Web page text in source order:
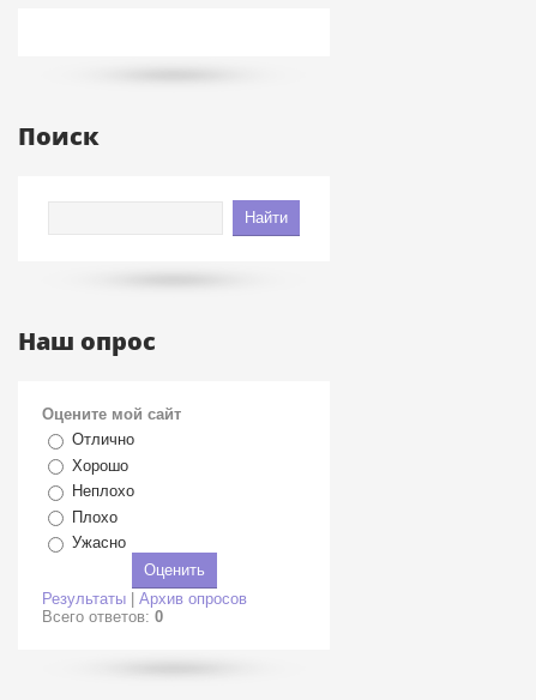
Поиск
Наш опрос
Оцените мой сайт
Отлично
Хорошо
Неплохо
Плохо
Ужасно
Результаты
Архив опросов
Всего ответов: 0